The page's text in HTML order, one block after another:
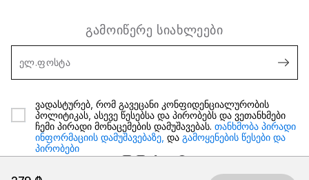
გამოიწერე სიახლეები
ელ.ფოსტა
ვადასტურებ, რომ გავეცანი კონფიდენციალურობის
პოლიტიკას, ასევე წესებსა და პირობებს და ვეთანხმები
ჩემი პირადი მონაცემების დამუშავებას. თანხმობა პირადი
ინფორმაციის დამუშავებაზე, და გამოყენების წესები და
პირობები